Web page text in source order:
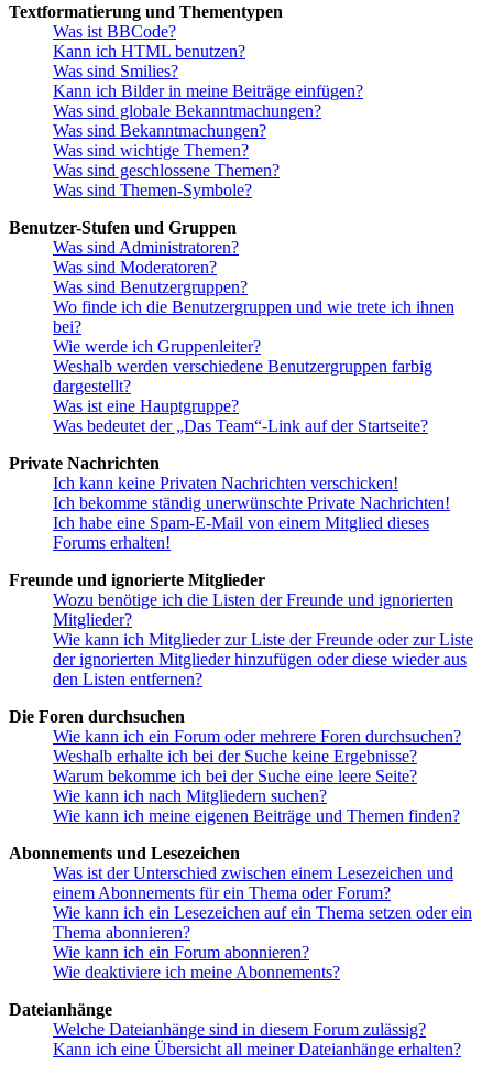
Textformatierung und Thementypen
Was ist BBCode?
Kann ich HTML benutzen?
Was sind Smilies?
Kann ich Bilder in meine Beiträge einfügen?
Was sind globale Bekanntmachungen?
Was sind Bekanntmachungen?
Was sind wichtige Themen?
Was sind geschlossene Themen?
Was sind Themen-Symbole?
Benutzer-Stufen und Gruppen
Was sind Administratoren?
Was sind Moderatoren?
Was sind Benutzergruppen?
Wo finde ich die Benutzergruppen und wie trete ich ihnen
bei?
Wie werde ich Gruppenleiter?
Weshalb werden verschiedene Benutzergruppen farbig
dargestellt?
Was ist eine Hauptgruppe?
Was bedeutet der „Das Team“-Link auf der Startseite?
Private Nachrichten
Ich kann keine Privaten Nachrichten verschicken!
Ich bekomme ständig unerwünschte Private Nachrichten!
Ich habe eine Spam-E-Mail von einem Mitglied dieses
Forums erhalten!
Freunde und ignorierte Mitglieder
Wozu benötige ich die Listen der Freunde und ignorierten
Mitglieder?
Wie kann ich Mitglieder zur Liste der Freunde oder zur Liste
der ignorierten Mitglieder hinzufügen oder diese wieder aus
den Listen entfernen?
Die Foren durchsuchen
Wie kann ich ein Forum oder mehrere Foren durchsuchen?
Weshalb erhalte ich bei der Suche keine Ergebnisse?
Warum bekomme ich bei der Suche eine leere Seite?
Wie kann ich nach Mitgliedern suchen?
Wie kann ich meine eigenen Beiträge und Themen finden?
Abonnements und Lesezeichen
Was ist der Unterschied zwischen einem Lesezeichen und
einem Abonnements für ein Thema oder Forum?
Wie kann ich ein Lesezeichen auf ein Thema setzen oder ein
Thema abonnieren?
Wie kann ich ein Forum abonnieren?
Wie deaktiviere ich meine Abonnements?
Dateianhänge
Welche Dateianhänge sind in diesem Forum zulässig?
Kann ich eine Übersicht all meiner Dateianhänge erhalten?